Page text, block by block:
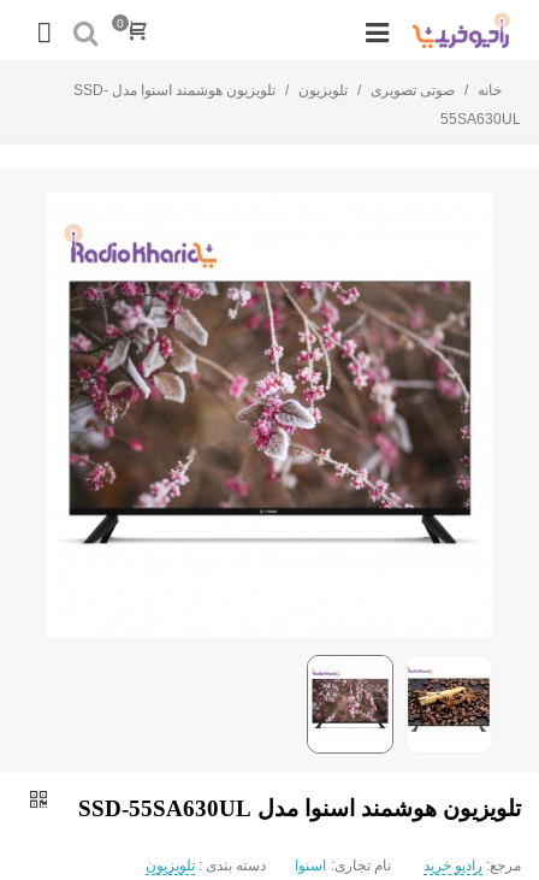
0
خانه / صوتی تصویری / تلویزیون /
تلویزیون هوشمند اسنوا مدل SSD-
55SA630UL
تلویزیون هوشمند اسنوا مدل SSD-55SA630UL
مرجع: رادیو خرید نام تجاری: اسنوا دسته بندی : تلویزیون